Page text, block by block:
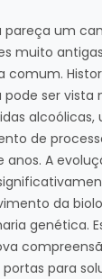
pareça um
muito
comum.
ser vista
de
A
da
genética.
para